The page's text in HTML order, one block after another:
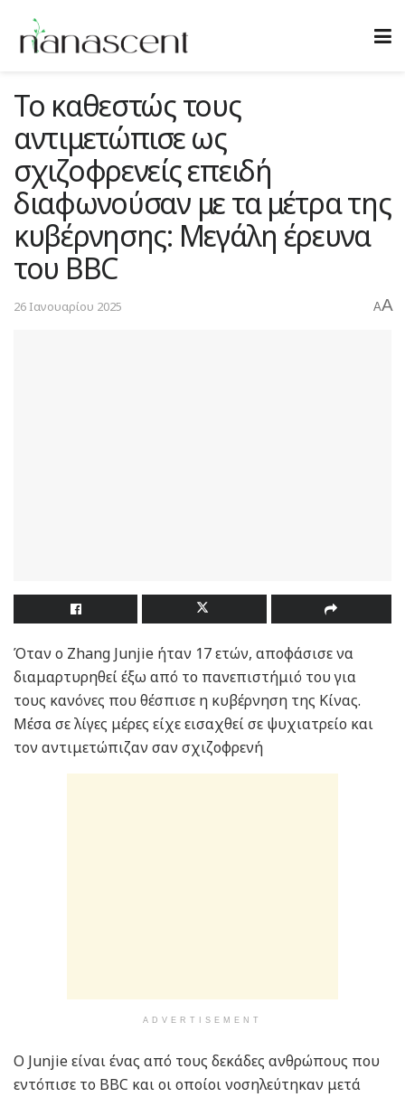
Το καθεστώς τους
αντιμετώπισε ως
σχιζοφρενείς επειδή
διαφωνούσαν με τα μέτρα της
κυβέρνησης: Μεγάλη έρευνα
του BBC
26 Ιανουαρίου 2025 AA
Όταν ο Zhang Junjie ήταν 17 ετών, αποφάσισε να
διαμαρτυρηθεί έξω από το πανεπιστήμιό του για
τους κανόνες που θέσπισε η κυβέρνηση της Κίνας.
Μέσα σε λίγες μέρες είχε εισαχθεί σε ψυχιατρείο και
τον αντιμετώπιζαν σαν σχιζοφρενή
ADVERTISEMENT
Ο Junjie είναι ένας από τους δεκάδες ανθρώπους που
εντόπισε το BBC και οι οποίοι νοσηλεύτηκαν μετά